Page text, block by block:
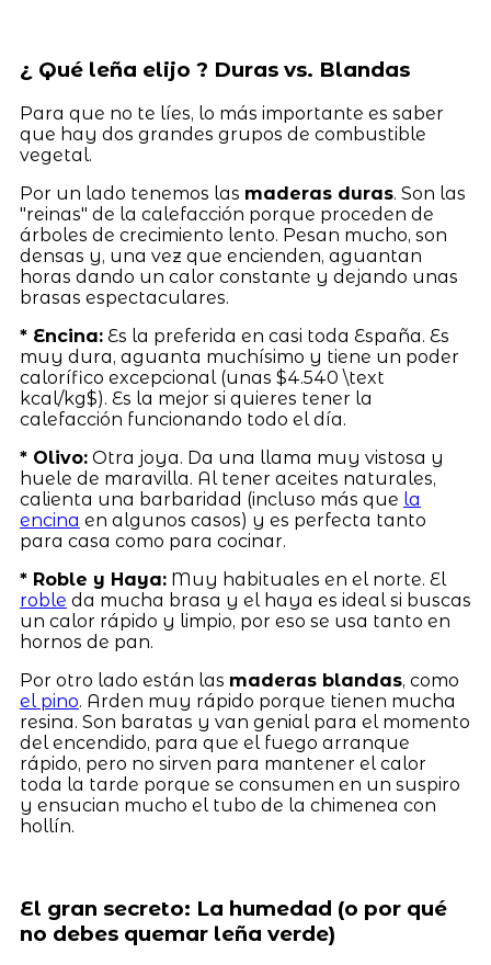
¿ Qué leña elijo ? Duras vs. Blandas
Para que no te líes, lo más importante es saber
que hay dos grandes grupos de combustible
vegetal.
Por un lado tenemos las maderas duras. Son las
"reinas" de la calefacción porque proceden de
árboles de crecimiento lento. Pesan mucho, son
densas y, una vez que encienden, aguantan
horas dando un calor constante y dejando unas
brasas espectaculares.
* Encina:Es la preferida en casi toda España. Es
muy dura, aguanta muchísimo y tiene un poder
calorífico excepcional (unas $4.540 \text
kcal/kg$). Es la mejor si quieres tener la
calefacción funcionando todo el día.
* Olivo:Otra joya. Da una llama muy vistosa y
huele de maravilla. Al tener aceites naturales,
calienta una barbaridad (incluso más que la
encina en algunos casos) y es perfecta tanto
para casa como para cocinar.
* Roble y Haya:Muy habituales en el norte. El
roble da mucha brasa y el haya es ideal si buscas
un calor rápido y limpio, por eso se usa tanto en
hornos de pan.
Por otro lado están las maderas blandas, como
el pino. Arden muy rápido porque tienen mucha
resina. Son baratas y van genial para el momento
del encendido, para que el fuego arranque
rápido, pero no sirven para mantener el calor
toda la tarde porque se consumen en un suspiro
y ensucian mucho el tubo de la chimenea con
hollín.
El gran secreto: La humedad (o por qué
no debes quemar leña verde)